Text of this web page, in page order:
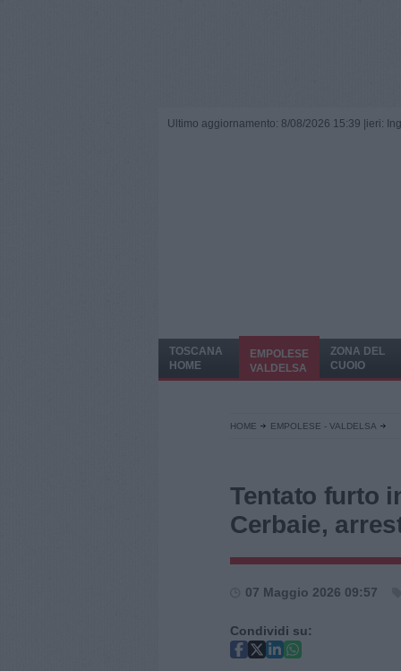
Ultimo aggiornamento: 8/08/2026 15:39 | ieri:
TOSCANA
HOME
EMPOLESE
VALDELSA
ZONA DEL
CUOIO
HOME EMPOLESE - VALDELSA
Tentato furto
Cerbaie,
07 Maggio 2026 09:57
Condividi su: